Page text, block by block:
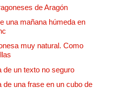
de Aragón
una mañana húmeda en
muy natural. Como
de un texto no seguro
de una frase en un cubo de